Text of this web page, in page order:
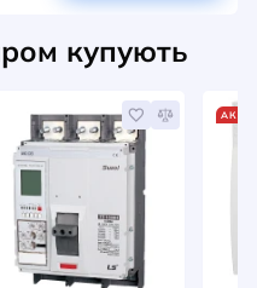
купують
АКЦІЯ